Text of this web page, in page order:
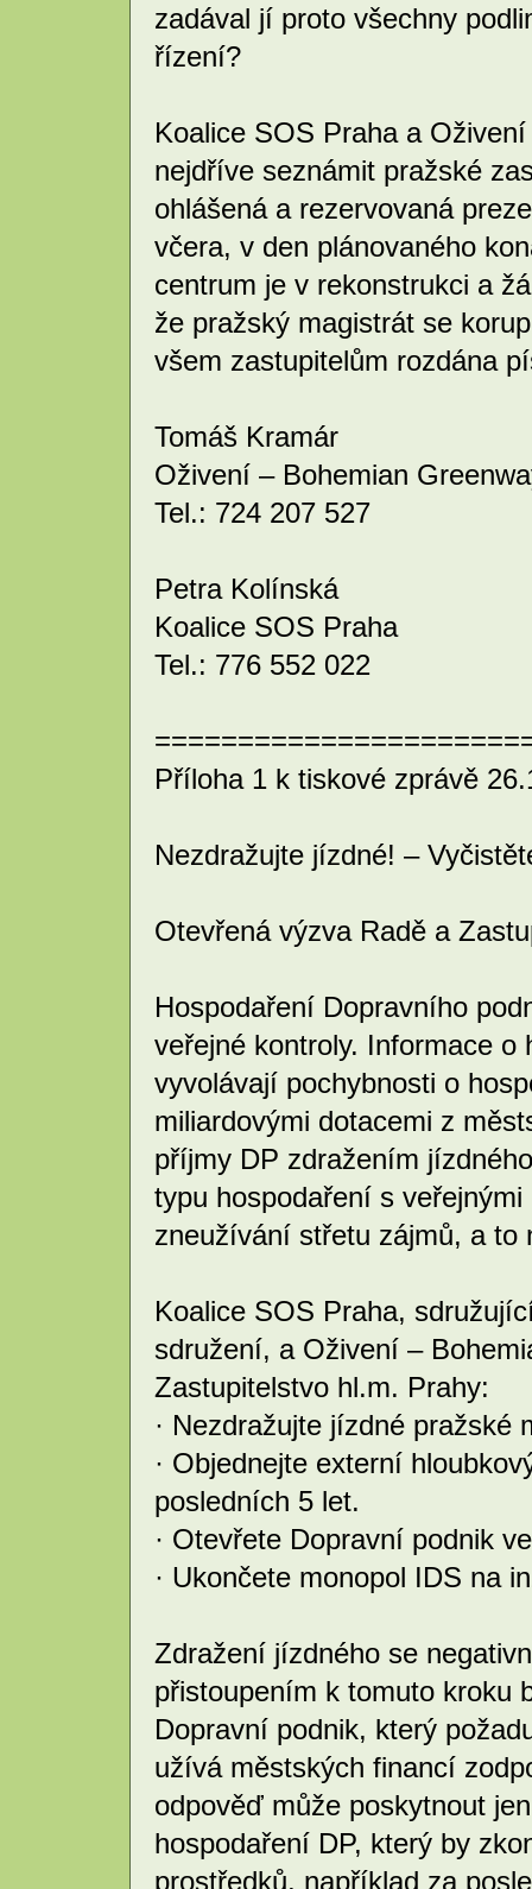
zadával jí proto všechny
řízení?
Koalice SOS Praha a
nejdříve seznámit pražské
ohlášená a rezervovaná
včera, v den plánovaného
centrum je v rekonstrukci a
že pražský magistrát se
všem zastupitelům rozdána
Tomáš Kramár
Oživení – Bohemian
Tel.: 724 207 527
Petra Kolínská
Koalice SOS Praha
Tel.: 776 552 022
Příloha 1 k tiskové zprávě
Nezdražujte jízdné! –
Otevřená výzva Radě a
Hospodaření Dopravního
veřejné kontroly. Informace o
vyvolávají pochybnosti o
miliardovými dotacemi z
příjmy DP zdražením
typu hospodaření s
zneužívání střetu zájmů, a to
Koalice SOS Praha,
sdružení, a Oživení –
Zastupitelstvo hl.m. Prahy:
· Nezdražujte jízdné pražské
· Objednejte externí
posledních 5 let.
· Otevřete Dopravní podnik
· Ukončete monopol IDS na
Zdražení jízdného se
přistoupením k tomuto kroku
Dopravní podnik, který
užívá městských financí
odpověď může poskytnout
hospodaření DP, který by
prostředků, například za